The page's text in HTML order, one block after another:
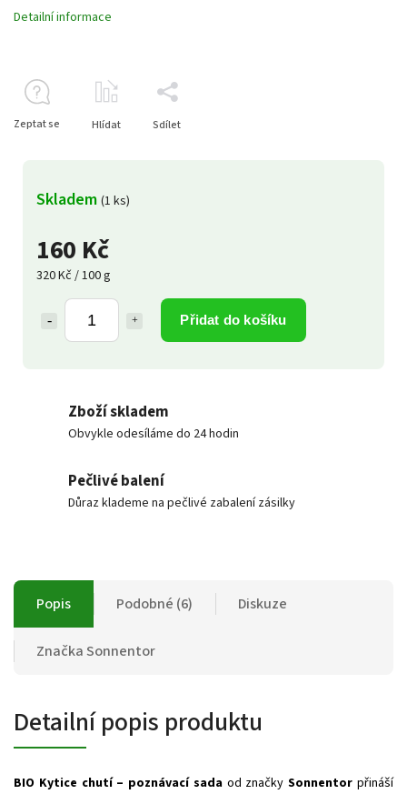
160 Kč
320 Kč / 100 g
Přidat do košíku
Skladem (1 ks)
Detailní informace
Zeptat se Hlídat Sdílet
Zboží skladem
Obvykle odesíláme do 24 hodin
Pečlivé balení
Důraz klademe na pečlivé zabalení zásilky
Popis Podobné (6) Diskuze
ZnačkaSonnentor
Detailní popis produktu
BIO Kytice chutí – poznávací sadaod značkySonnentor přináší